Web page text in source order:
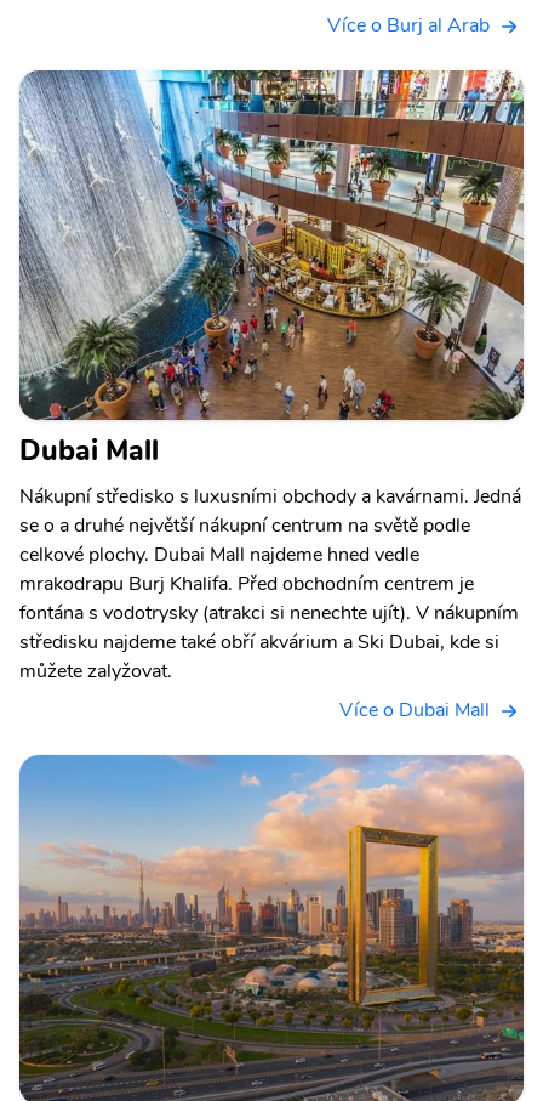
Více o Burj al Arab
Dubai Mall
Nákupní středisko s luxusními obchody a kavárnami. Jedná
se o a druhé největší nákupní centrum na světě podle
celkové plochy. Dubai Mall najdeme hned vedle
mrakodrapu Burj Khalifa. Před obchodním centrem je
fontána s vodotrysky (atrakci si nenechte ujít). V nákupním
středisku najdeme také obří akvárium a Ski Dubai, kde si
můžete zalyžovat.
Více o Dubai Mall